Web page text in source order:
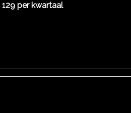
129 per kwartaal